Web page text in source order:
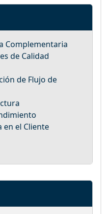
Complementaria
de Calidad
de Flujo de
en el Cliente